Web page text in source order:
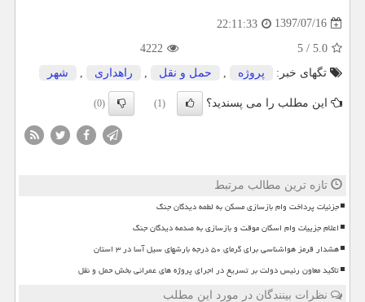
1397/07/16
22:11:33
5.0
/
5
4222
تگهای خبر:
پروژه حمل و نقل راهداری شهر
این مطلب را می پسندید؟ (1)
(0)
تازه ترین مطالب مرتبط
جزئیات پرداخت وام بازسازی مسکن به لطمه دیدگان جنگ
اعلام جزییات وام اسکان موقت و بازسازی به صدمه دیدگان جنگ
هشدار قرمز هواشناسی برای گرمای ۵۰ درجه بارشهای سیل آسا در ۳ استان
تاکید معاون رئیس دولت بر تسریع در اجرای پروژه های عمرانی بخش حمل و نقل
نظرات بینندگان در مورد این مطلب